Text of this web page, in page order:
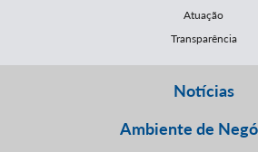
Atuação
Transparência
Notícias
Ambiente de